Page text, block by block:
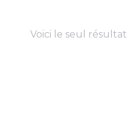
Voici le seul résultat